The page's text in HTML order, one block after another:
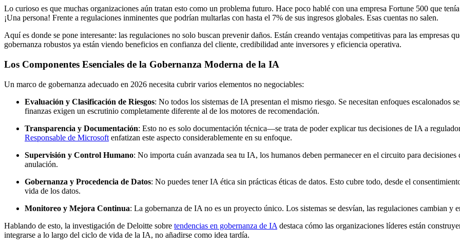
Lo curioso es que muchas organizaciones aún tratan esto como un problema futuro. Hace poco hablé con una empresa Fortune 500 que
¡Una persona! Frente a regulaciones inminentes que podrían multarlas con hasta el 7% de sus ingresos globales. Esas cuentas no salen.
Aquí es donde se pone interesante: las regulaciones no solo buscan prevenir daños. Están creando ventajas competitivas para las empresas
gobernanza robustos ya están viendo beneficios en confianza del cliente, credibilidad ante inversores y eficiencia operativa.
Los Componentes Esenciales de la Gobernanza Moderna de la IA
Un marco de gobernanza adecuado en 2026 necesita cubrir varios elementos no negociables:
Evaluación y Clasificación de Riesgos: No todos los sistemas de IA presentan el mismo riesgo. Se necesitan enfoques escalonados
finanzas exigen un escrutinio completamente diferente al de los motores de recomendación.
Transparencia y Documentación: Esto no es solo documentación técnica—se trata de poder explicar tus decisiones de IA a
Responsable de Microsoft enfatizan este aspecto considerablemente en su enfoque.
Supervisión y Control Humano: No importa cuán avanzada sea tu IA, los humanos deben permanecer en el circuito para
anulación.
Gobernanza y Procedencia de Datos: No puedes tener IA ética sin prácticas éticas de datos. Esto cubre todo, desde el
vida de los datos.
Monitoreo y Mejora Continua: La gobernanza de IA no es un proyecto único. Los sistemas se desvían, las regulaciones cambian
Hablando de esto, la investigación de Deloitte sobre tendencias en gobernanza de IA destaca cómo las organizaciones líderes están
integrarse a lo largo del ciclo de vida de la IA, no añadirse como idea tardía.